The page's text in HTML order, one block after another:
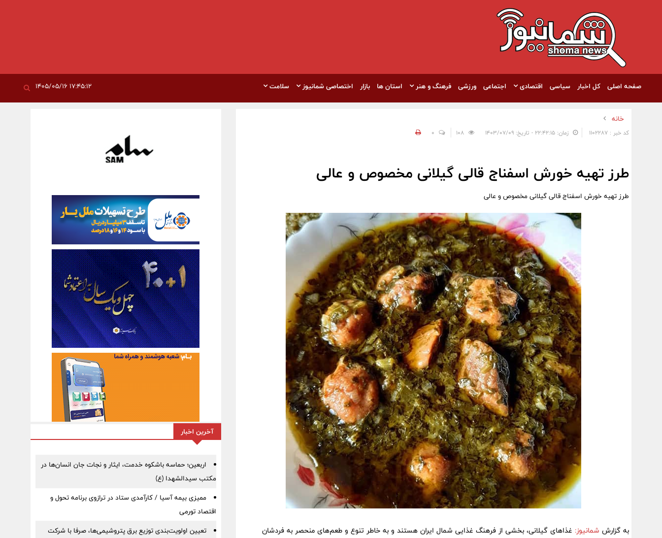
صفحه اصلی کل اخبار سیاسی اقتصادی اجتماعی ورزشی فرهنگ و هنر استان ها بازار اختصاصی شمانیوز سلامت
خانه
کد خبر : 1102287 زمان: ۲۲:۴۲:۱۵ - تاریخ: ۱۴۰۳/۰۷/۰۹ 0
طرز تهیه خورش اسفناج قالی گیلانی مخصوص و عالی
طرز تهیه خورش اسفناج قالی گیلانی مخصوص و عالی
به گزارش شمانیوز: غذاهای گیلانی، بخشی از فرهنگ غذایی شمال ایران هستند و به خاطر تنوع و طعم‌های منحصر به فردشان
آخرین اخبار
اربعین؛ حماسه باشکوه خدمت، ایثار و نجات جان انسان‌ها در
مکتب سیدالشهدا (ع)
ممیزی بیمه آسیا / کارآمدی ستاد در ترازوی برنامه تحول و
اقتصاد تورمی
تعیین اولویت‌بندی توزیع برق پتروشیمی‌ها، صرفا با شرکت